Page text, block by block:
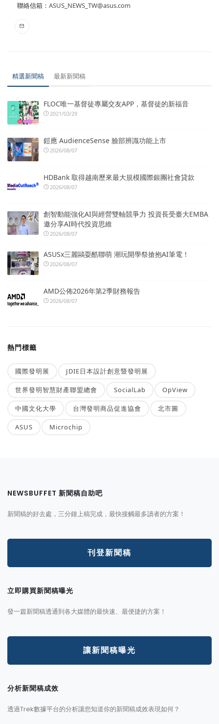
聯絡信箱： ASUS_NEWS_TW@asus.com
精選新聞稿 最新新聞稿
FLOC唯一基督徒專屬交友APP，基督徒的新福音
2021/03/29
鎧應 AudienceSense 臉部辨識功能上市
2026/08/07
HDBank 取得越南歷來最大規模國際銀團社會貸款
2026/08/07
創智動能強化AI與經營雙軸競爭力 投資長受臺大EMBA
邀分享AI時代投資思維
2026/08/07
ASUSx三麗鷗耍酷聯萌 潮玩開學祭搶抱AI筆電！
2026/08/07
AMD公佈2026年第2季財務報告
2026/08/07
熱門標籤
國際發明展 JDIE日本設計創意暨發明展
世界發明智慧財產聯盟總會 SocialLab OpView
中國文化大學 台灣發明商品促進協會 北市圖
ASUS Microchip
NEWSBUFFET 新聞稿自助吧
新聞稿的好去處，三分鐘上稿完成，最快接觸最多讀者的方案！
刊登新聞稿
立即購買新聞稿曝光
發一篇新聞稿透通到各大媒體的最快速、最便捷的方案！
讓新聞稿曝光
分析新聞稿成效
透過Trek數據平台的分析讓您知道你的新聞稿成效表現如何？